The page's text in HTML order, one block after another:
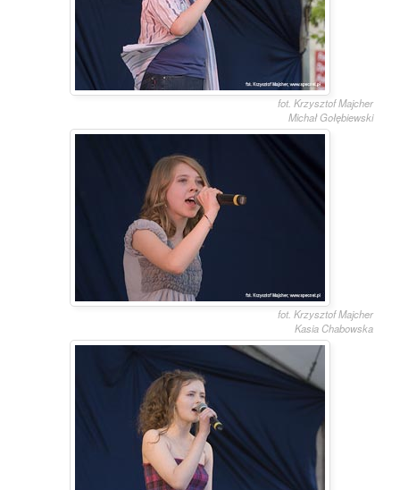
fot. Krzysztof Majcher
Michał Gołębiewski
fot. Krzysztof Majcher
Kasia Chabowska